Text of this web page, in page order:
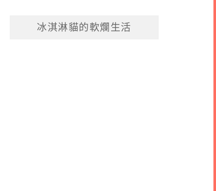
冰淇淋貓的軟爛生活